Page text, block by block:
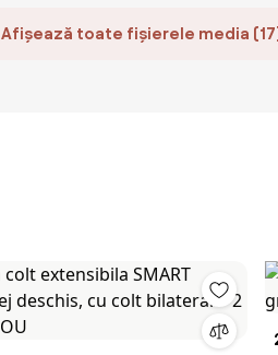
Afișează toate fișierele media